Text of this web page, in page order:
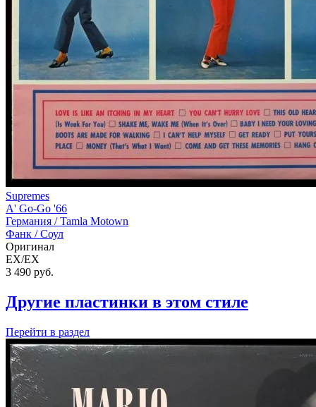
Supremes
A' Go-Go '66
Германия /Tamla Motown
Фанк / Соул
Оригинал
EX/EX
3 490 руб.
Другие пластинки в этом стиле
Перейти в раздел